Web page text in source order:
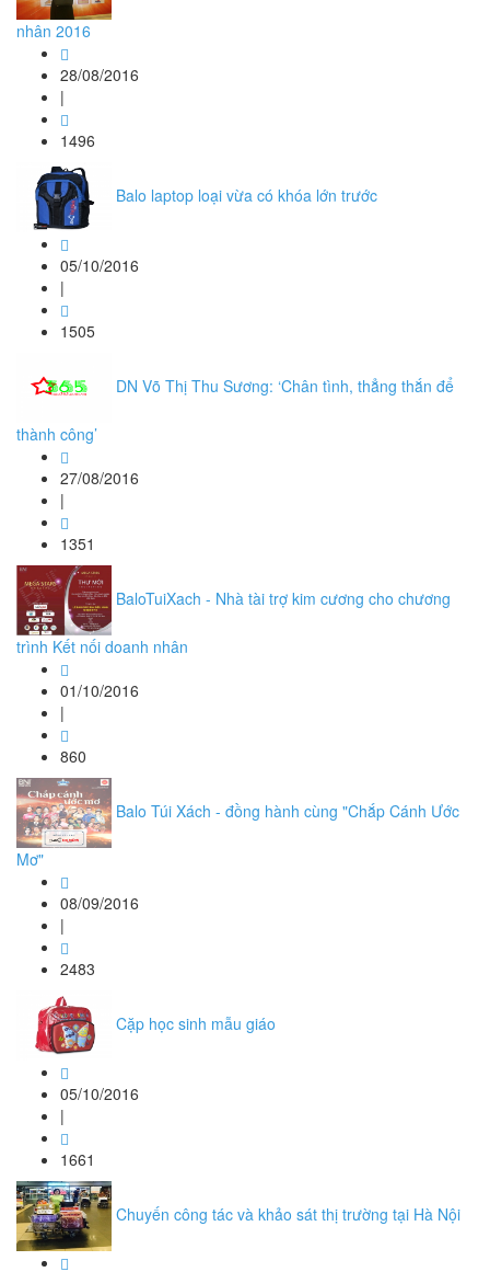
nhân 2016
28/08/2016
|
1496
Balo laptop loại vừa có khóa lớn trước
05/10/2016
|
1505
DN Võ Thị Thu Sương: ‘Chân tình, thẳng thắn để
thành công’
27/08/2016
|
1351
BaloTuiXach - Nhà tài trợ kim cương cho chương
trình Kết nối doanh nhân
01/10/2016
|
860
Balo Túi Xách - đồng hành cùng "Chắp Cánh Ước
Mơ"
08/09/2016
|
2483
Cặp học sinh mẫu giáo
05/10/2016
|
1661
Chuyến công tác và khảo sát thị trường tại Hà Nội